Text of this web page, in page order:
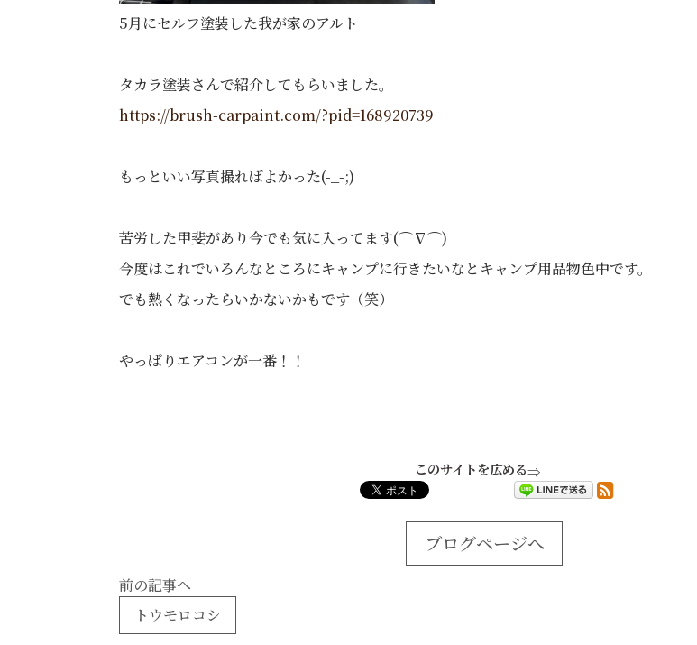
5月にセルフ塗装した我が家のアルト
タカラ塗装さんで紹介してもらいました。
https://brush-carpaint.com/?pid=168920739
もっといい写真撮ればよかった(-_-;)
苦労した甲斐があり今でも気に入ってます(⌒∇⌒)
今度はこれでいろんなところにキャンプに行きたいなとキャンプ用品物色中です。
でも熱くなったらいかないかもです（笑）
やっぱりエアコンが一番！！
このサイトを広める
ブログページへ
前の記事へ
トウモロコシ